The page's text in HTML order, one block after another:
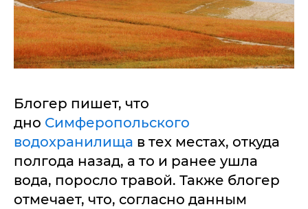
Блогер пишет, что
дно Симферопольского
водохранилища в тех местах, откуда
полгода назад, а то и ранее ушла
вода, поросло травой. Также блогер
отмечает, что, согласно данным